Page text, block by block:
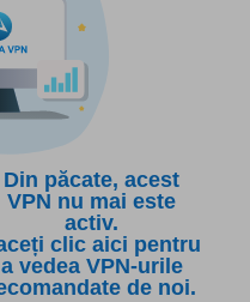
Din păcate, acest
VPN nu mai este
activ.
clic aici pentru
a vedea VPN-urile
de noi.